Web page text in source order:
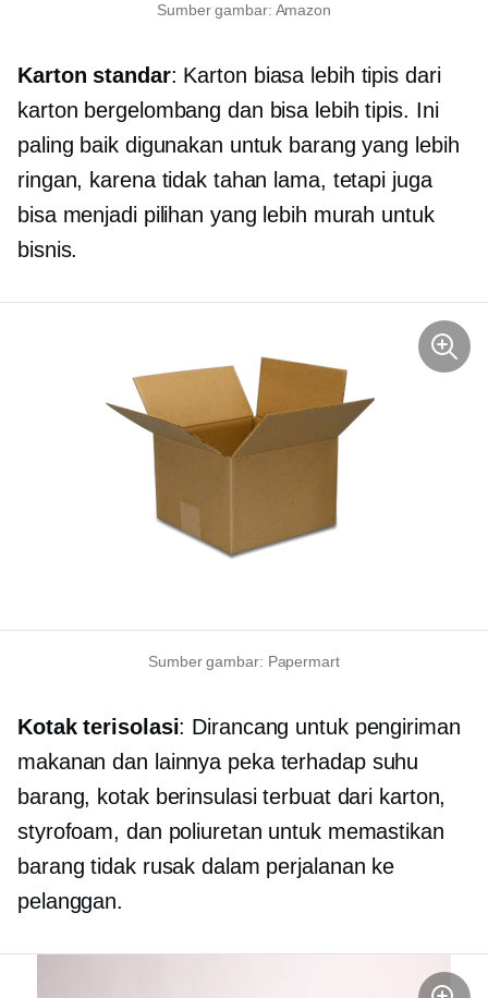
Sumber gambar: Amazon
Karton standar: Karton biasa lebih tipis dari
karton bergelombang dan bisa lebih tipis. Ini
paling baik digunakan untuk barang yang lebih
ringan, karena tidak tahan lama, tetapi juga
bisa menjadi pilihan yang lebih murah untuk
bisnis.
Sumber gambar: Papermart
Kotak terisolasi: Dirancang untuk pengiriman
makanan dan lainnya peka terhadap suhu
barang, kotak berinsulasi terbuat dari karton,
styrofoam, dan poliuretan untuk memastikan
barang tidak rusak dalam perjalanan ke
pelanggan.